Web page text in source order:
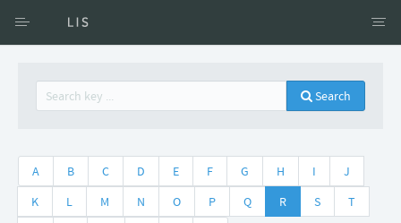
Access via Document title
Keyword Search
Search
A B C D E F G H I
J
K
L M N O P Q R S
T